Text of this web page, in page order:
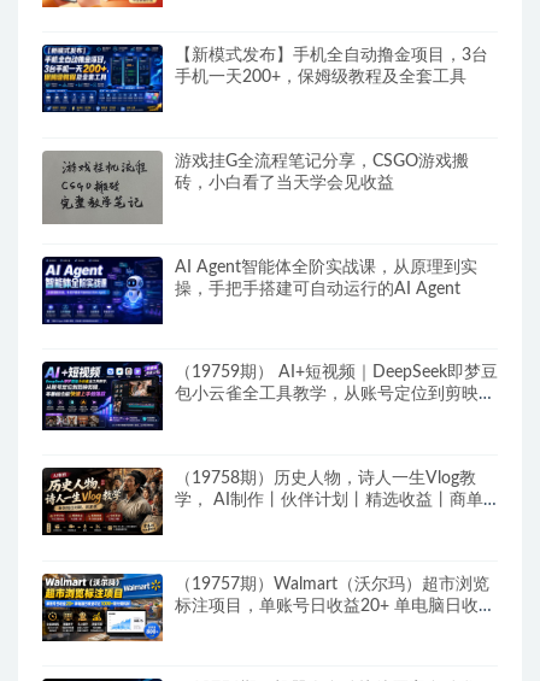
【新模式发布】手机全自动撸金项目，3台
手机一天200+，保姆级教程及全套工具
游戏挂G全流程笔记分享，CSGO游戏搬
砖，小白看了当天学会见收益
AI Agent智能体全阶实战课，从原理到实
操，手把手搭建可自动运行的AI Agent
（19759期） AI+短视频｜DeepSeek即梦豆
包小云雀全工具教学，从账号定位到剪映剪
（19758期）历史人物，诗人一生Vlog教
学， AI制作丨伙伴计划丨精选收益丨商单
（19757期）Walmart（沃尔玛）超市浏览
标注项目，单账号日收益20+ 单电脑日收益